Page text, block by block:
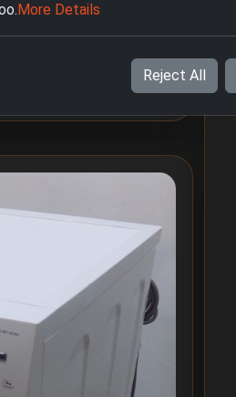
More Details
Reject All